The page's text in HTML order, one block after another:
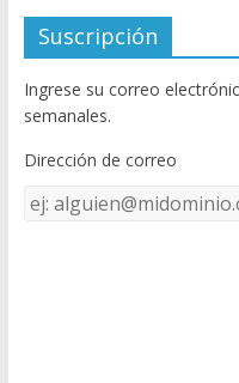
e
b
o
o
k
itt
er
u
T
u
e
C
Suscripción
Ingrese su correo
semanales.
Dirección de correo
Dirección